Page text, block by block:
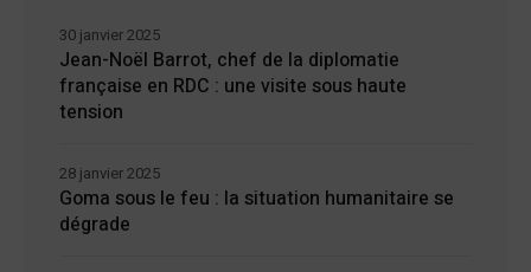
Jean-Noël Barrot, chef de la diplomatie
française en RDC : une visite sous haute
tension
30 janvier 2025
Goma sous le feu : la situation humanitaire se
dégrade
28 janvier 2025